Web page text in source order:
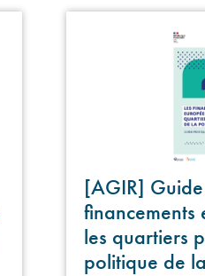
[AGIR]
les quartiers
politique de